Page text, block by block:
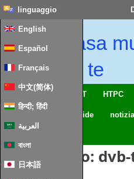
linguaggio
English
Español
Français
中文(简体)
हिन्दी; हिंदी
العربية
বাংলা
日本語
Casa
da te
Casa intelligente & IoT HTPC
Guide notizia
Tag Articolo: